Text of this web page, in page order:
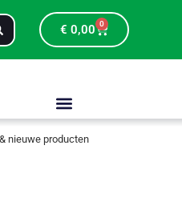
€ 0,00 0
nieuwe producten